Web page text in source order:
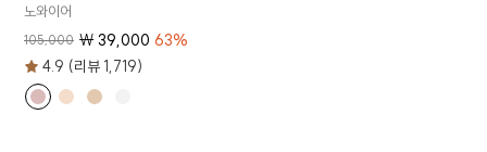
노와이어
105,000 ₩39,000 63%
4.9 (리뷰 1,719)